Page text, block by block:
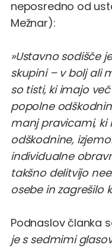
neposredno od
Mežnar):
»Ustavno sodišče
skupini – v bolj ali
so tisti, ki imajo
popolne
manj pravicami, ki
odškodnine,
individualne
takšno delitvijo
osebe in zagrešilo
Podnaslov članka
je s sedmimi